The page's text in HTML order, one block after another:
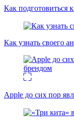
Как подготовиться
Как узнать своего
Apple до сих пор